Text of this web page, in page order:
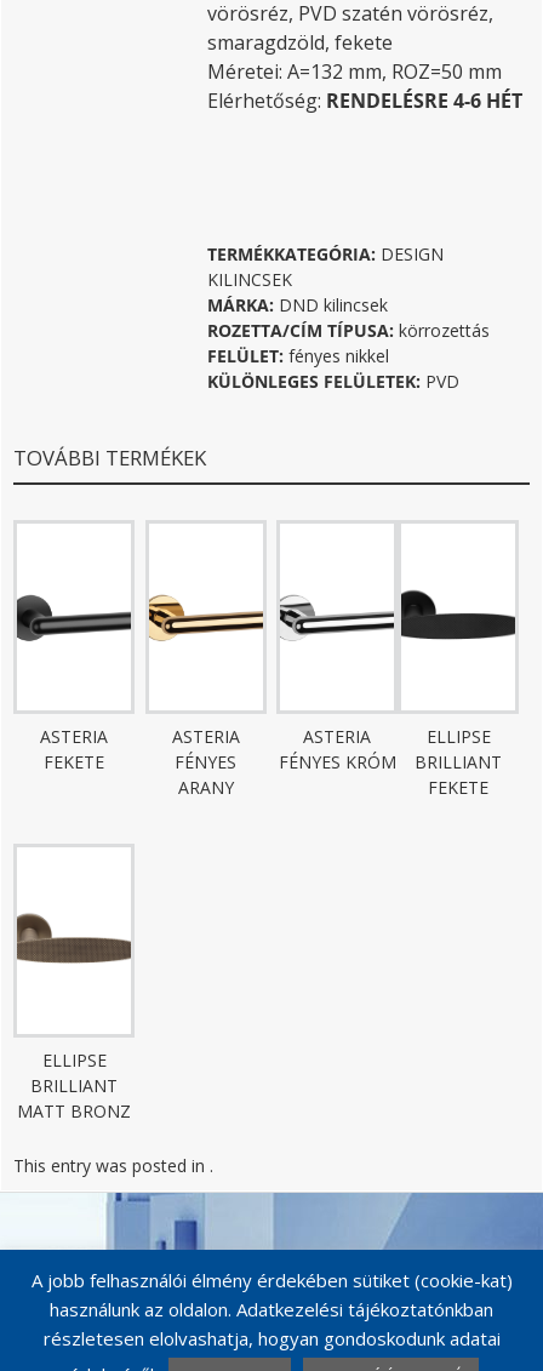
vörösréz, PVD szatén vörösréz,
smaragdzöld, fekete
Méretei: A=132 mm, ROZ=50 mm
Elérhetőség: RENDELÉSRE 4-6 HÉT
TERMÉKKATEGÓRIA: DESIGN
KILINCSEK
MÁRKA: DND kilincsek
ROZETTA/CÍM TÍPUSA: körrozettás
FELÜLET: fényes nikkel
KÜLÖNLEGES FELÜLETEK: PVD
TOVÁBBI TERMÉKEK
ASTERIA
FEKETE
ASTERIA
FÉNYES
ARANY
ASTERIA
FÉNYES KRÓM
ELLIPSE
BRILLIANT
FEKETE
ELLIPSE
BRILLIANT
MATT BRONZ
This entry was posted in .
Post
navigation
A jobb felhasználói élmény érdekében sütiket (cookie-kat)
használunk az oldalon. Adatkezelési tájékoztatónkban
részletesen elolvashatja, hogyan gondoskodunk adatai